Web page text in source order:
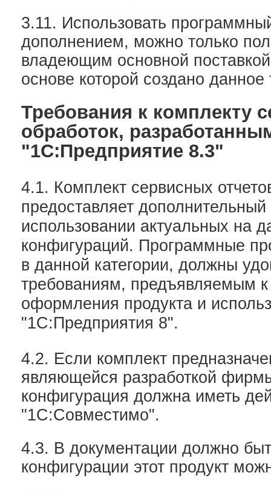
3.11. Использовать
дополнением, можно только
владеющим основной
основе которой создано
Требования к комплекту
обработок,
"1С:Предприятие 8.3"
4.1. Комплект сервисных
предоставляет
использовании актуальных на
конфигураций. Программные
в данной категории, должны
требованиям, предъявляемым
оформления продукта и
"1С:Предприятия 8".
4.2. Если комплект
являющейся разработкой
конфигурация должна иметь
"1С:Совместимо".
4.3. В документации должно
конфигурации этот продукт